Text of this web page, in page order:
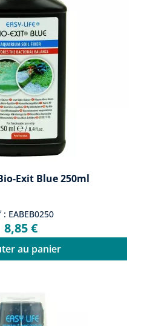
Exit Blue 250ml
: EABEB0250
8,85 €
au panier